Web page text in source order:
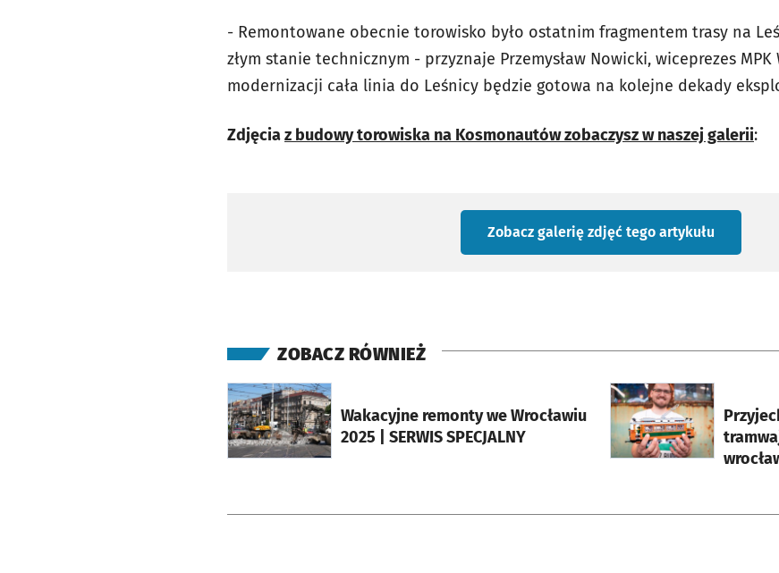
- Remontowane obecnie torowisko było ostatnim fragmentem trasy na
złym stanie technicznym - przyznaje Przemysław Nowicki, wiceprezes MPK
modernizacji cała linia do Leśnicy będzie gotowa na kolejne dekady
Zdjęciaz budowy torowiska na Kosmonautów zobaczysz w naszej galerii:
Zobacz galerię zdjęć tego artykułu
ZOBACZ RÓWNIEŻ
Wakacyjne remonty we Wrocławiu
2025 | SERWIS SPECJALNY
otworzy się w nowej karcie
otworzy się w nowej